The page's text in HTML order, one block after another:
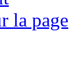
la page